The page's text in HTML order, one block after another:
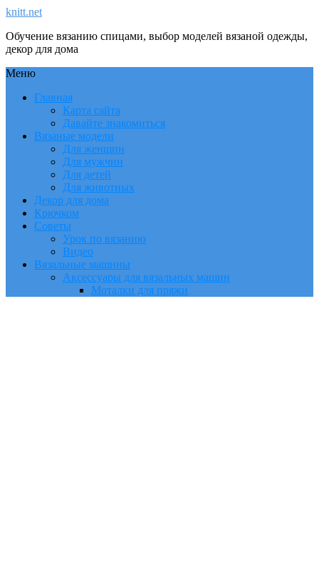
knitt.net
Обучение вязанию спицами, выбор моделей вязаной одежды,
декор для дома
Меню
Главная
Карта сайта
Давайте знакомиться
Вязаные модели
Для женщин
Для мужчин
Для детей
Для животных
Декор для дома
Крючком
Советы
Урок по вязанию
Видео
Вязальные машины
Аксессуары для вязальных машин
Моталки для пряжи